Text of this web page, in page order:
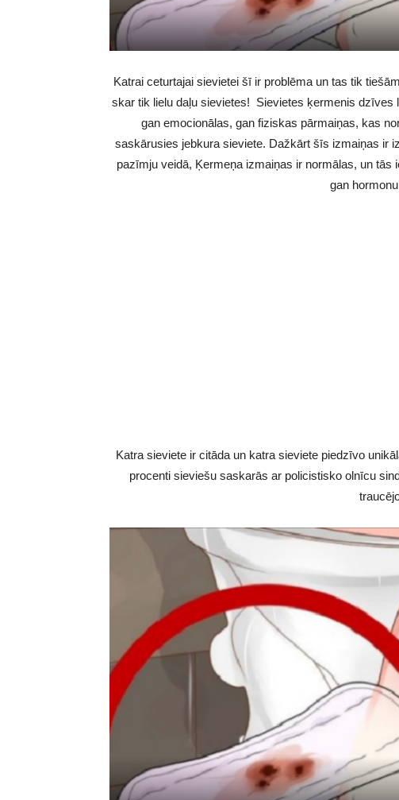
Katrai ceturtajai sievietei šī ir problēma un tas tik
skar tik lielu daļu sievietes! Sievietes ķermenis
gan emocionālas, gan fiziskas pārmaiņas, kas
saskārusies jebkura sieviete. Dažkārt šīs izmaiņas ir
pazīmju veidā, Ķermeņa izmaiņas ir normālas, un
gan
Katra sieviete ir citāda un katra sieviete piedzīvo
procenti sieviešu saskarās ar policistisko olnīcu